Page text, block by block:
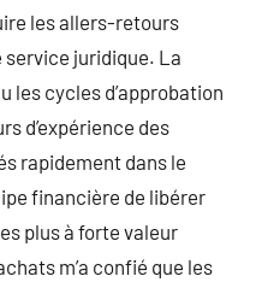
les allers-retours
juridique. La
les cycles d’approbation
d’expérience des
rapidement dans le
financière de libérer
plus à forte valeur
m’a confié que les